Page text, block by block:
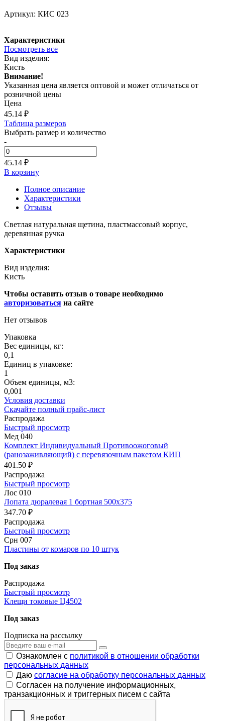
Артикул: КИС 023
Характеристики
Посмотреть все
Вид изделия:
Кисть
Внимание!
Указанная цена является оптовой и может отличаться от
розничной цены
Цена
45.14 ₽
Таблица размеров
Выбрать размер и количество
-
45.14 ₽
В корзину
Полное описание
Характеристики
Отзывы
Светлая натуральная щетина, пластмассовый корпус,
деревянная ручка
Характеристики
Вид изделия:
Кисть
Чтобы оставить отзыв о товаре необходимо
авторизоваться на сайте
Нет отзывов
Упаковка
Вес единицы, кг:
0,1
Единиц в упаковке:
1
Объем единицы, м3:
0,001
Условия доставки
Скачайте полный прайс-лист
Распродажа
Быстрый просмотр
Мед 040
Комплект Индивидуальный Противоожоговый
(ранозаживляющий) с перевязочным пакетом КИП
401.50 ₽
Распродажа
Быстрый просмотр
Лос 010
Лопата дюралевая 1 бортная 500х375
347.70 ₽
Распродажа
Быстрый просмотр
Срн 007
Пластины от комаров по 10 штук
Под заказ
Распродажа
Быстрый просмотр
Клещи токовые Ц4502
Под заказ
Подписка на рассылку
Ознакомлен с политикой в отношении обработки
персональных данных
Даю согласие на обработку персональных данных
Согласен на получение информационных,
транзакционных и триггерных писем с сайта